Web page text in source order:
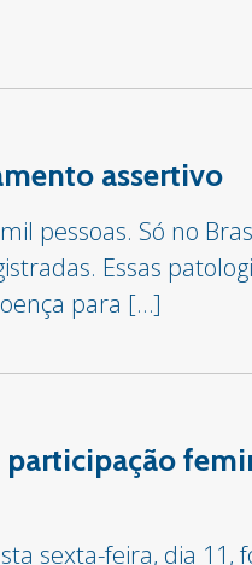
assertivo
pessoas. Só no
Essas
para […]
participação
sexta-feira, dia 11,